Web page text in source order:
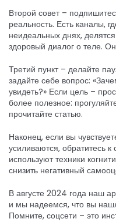
Второй совет –
реальность. Есть каналы,
неидеальных днях,
здоровый диалог о теле.
Третий пункт – делайте
задайте себе вопрос:
увидеть?» Если цель –
более полезное:
прочитайте статью.
Наконец, если вы
усиливаются, обратитесь к
используют техники
снизить негативный
В августе 2024 года наш
и мы надеемся, что вы
Помните, соцсети – это